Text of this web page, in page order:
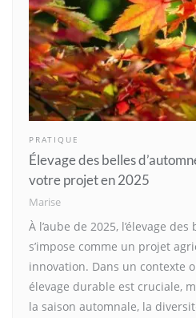
PRATIQUE
Élevage des belles
votre projet en 2025
Marise
À l’aube de 2025, l’élevage des
s’impose comme un projet
innovation. Dans un contexte
élevage durable est cruciale,
la saison automnale, la